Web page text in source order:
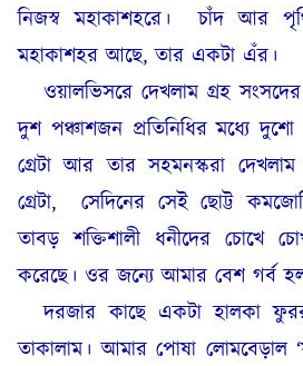
নিজস্ব মহাকাশহরে।
চাঁদ আর
মহাকাশহর আছে, তার একটা এঁর।
ওয়ালভিসরে দেখলাম গ্রহ
দুশ পঞ্চাশজন প্রতিনিধির মধ্যে
গ্রেটা আর তার সহমনস্করা
গ্রেটা,
সেদিনের সেই ছোট্ট
তাবড় শক্তিশালী ধনীদের চোখে
করেছে। ওর জন্যে আমার বেশ গর্ব
দরজার কাছে একটা হালকা
তাকালাম। আমার পোষা